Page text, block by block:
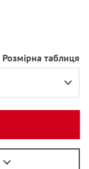
Розмірна таблиця
OK